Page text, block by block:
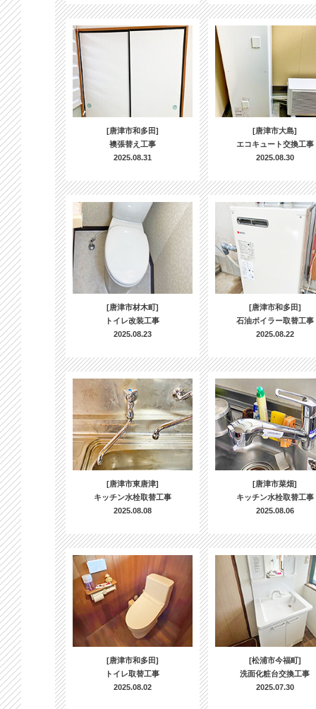
[唐津市和多田]
襖張替え工事
2025.08.31
[唐津市大島]
エコキュート交換工事
2025.08.30
[唐津市材木町]
トイレ改装工事
2025.08.23
[唐津市和多田]
石油ボイラー取替工事
2025.08.22
[唐津市東唐津]
キッチン水栓取替工事
2025.08.08
[唐津市菜畑]
キッチン水栓取替工事
2025.08.06
[唐津市和多田]
トイレ取替工事
2025.08.02
[松浦市今福町]
洗面化粧台交換工事
2025.07.30